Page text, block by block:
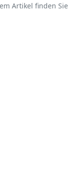
Artikel finden